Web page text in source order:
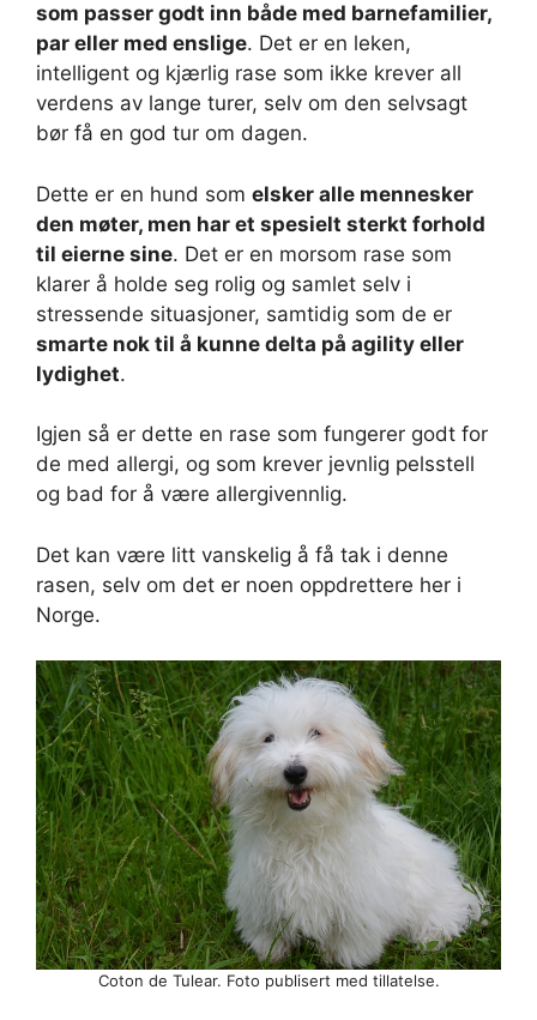
som passer godt inn både med barnefamilier,
par eller med enslige. Det er en leken,
intelligent og kjærlig rase som ikke krever all
verdens av lange turer, selv om den selvsagt
bør få en god tur om dagen.
Dette er en hund som elsker alle mennesker
den møter, men har et spesielt sterkt forhold
til eierne sine. Det er en morsom rase som
klarer å holde seg rolig og samlet selv i
stressende situasjoner, samtidig som de er
smarte nok til å kunne delta på agility eller
lydighet.
Igjen så er dette en rase som fungerer godt for
de med allergi, og som krever jevnlig pelsstell
og bad for å være allergivennlig.
Det kan være litt vanskelig å få tak i denne
rasen, selv om det er noen oppdrettere her i
Norge.
Coton de Tulear. Foto publisert med tillatelse.